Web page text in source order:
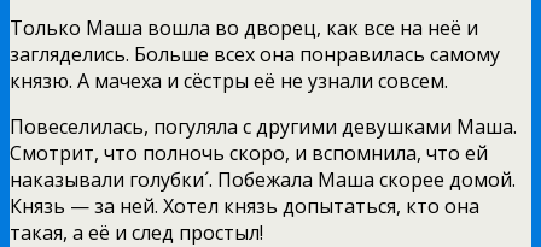
Только Маша вошла во дворец, как все на неё и
загляделись. Больше всех она понравилась самому
князю. А мачеха и сёстры её не узнали совсем.
Повеселилась, погуляла с другими девушками Маша.
Смотрит, что полночь скоро, и вспомнила, что ей
наказывали голубки´. Побежала Маша скорее домой.
Князь — за ней. Хотел князь допытаться, кто она
такая, а её и след простыл!